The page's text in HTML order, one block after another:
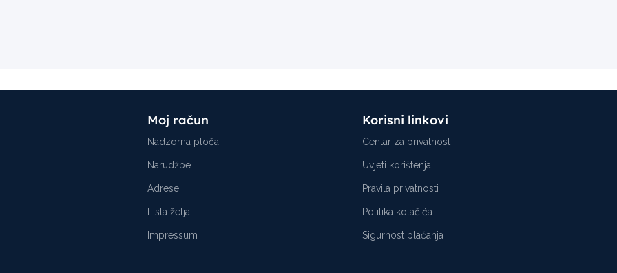
Moj račun
Nadzorna ploča
Narudžbe
Adrese
Lista želja
Impressum
Korisni linkovi
Centar za privatnost
Uvjeti korištenja
Pravila privatnosti
Politika kolačića
Sigurnost plaćanja